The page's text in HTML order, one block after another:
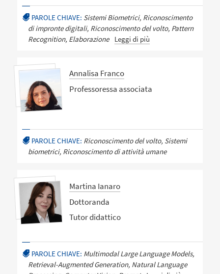
PAROLE CHIAVE: Sistemi Biometrici, Riconoscimento
di impronte digitali, Riconoscimento del volto, Pattern
Recognition, Elaborazione
Leggi di più
Annalisa Franco
Professoressa associata
PAROLE CHIAVE: Riconoscimento del volto, Sistemi
biometrici, Riconoscimento di attività umane
Martina Ianaro
Dottoranda
Tutor didattico
PAROLE CHIAVE: Multimodal Large Language Models,
Retrieval-Augmented Generation, Natural Language